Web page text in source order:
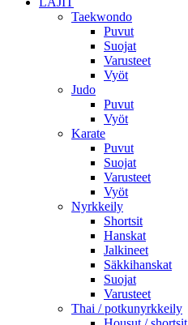
Taekwondo
Puvut
Suojat
Varusteet
Vyöt
Judo
Puvut
Vyöt
Karate
Puvut
Suojat
Varusteet
Vyöt
Nyrkkeily
Shortsit
Hanskat
Jalkineet
Säkkihanskat
Suojat
Varusteet
Thai / potkunyrkkeily